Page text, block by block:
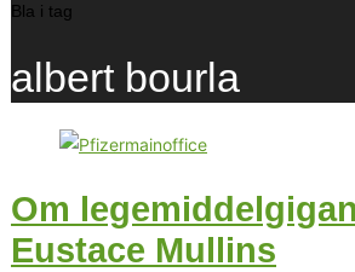
Bla i tag
albert bourla
Om
Eustace Mullins